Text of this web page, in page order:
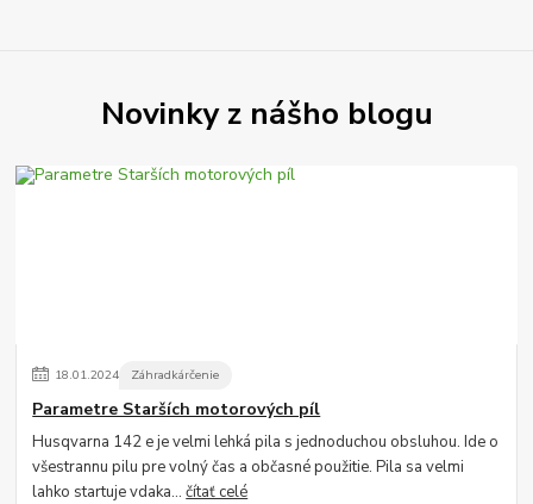
Novinky z nášho blogu
18.01.2024 Záhradkárčenie
Parametre Starších motorových píl
Husqvarna 142 e je velmi lehká pila s jednoduchou obsluhou. Ide o
všestrannu pilu pre volný čas a občasné použitie. Pila sa velmi
lahko startuje vdaka...čítať celé